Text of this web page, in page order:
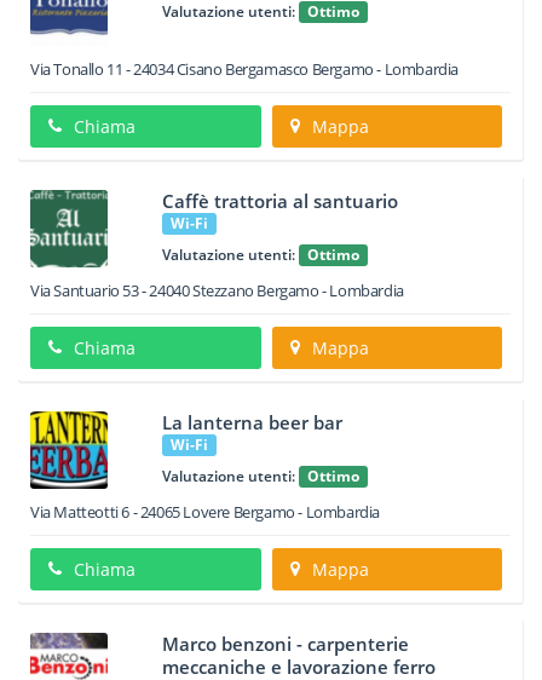
Valutazione utenti: Ottimo
Via Tonallo 11 -24034Cisano Bergamasco Bergamo - Lombardia
Chiama Mappa
Caffè trattoria al santuario
Wi-Fi
Valutazione utenti:
Ottimo
Via Santuario 53-24040Stezzano Bergamo -Lombardia
Chiama Mappa
La lanterna beer bar
Wi-Fi
Valutazione utenti:
Ottimo
Via Matteotti 6-24065Lovere Bergamo - Lombardia
Chiama Mappa
Marco benzoni - carpenterie
meccaniche e lavorazione ferro